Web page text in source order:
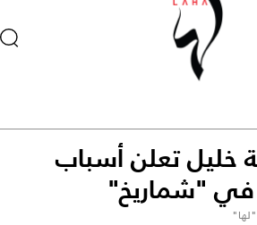
خليل تعلن أسباب
في "شماريخ"